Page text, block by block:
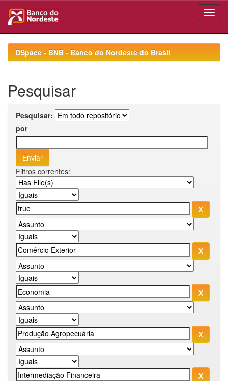
navigationDSpace - BNB - Banco do Nordeste do Brasil
Pesquisar
Pesquisar:
por
Filtros correntes: